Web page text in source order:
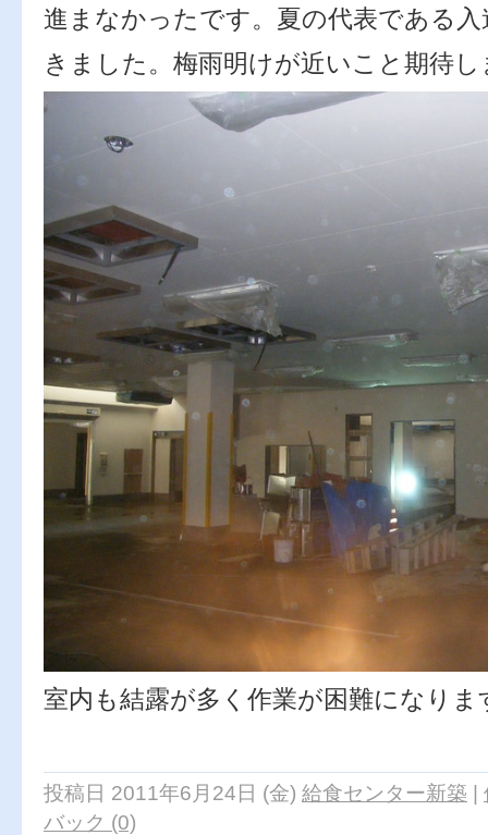
進まなかったです。夏の代表である
きました。梅雨明けが近いこと期待し
室内も結露が多く作業が困難になりま
投稿日 2011年6月24日 (金) 給食センター新築 |
バック (0)